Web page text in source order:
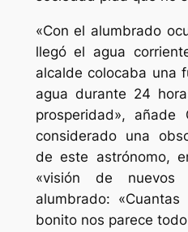
«Con el alumbrado
llegó el agua
alcalde colocaba una
agua durante 24
prosperidad», añade
considerado una
de este astrónomo,
«visión de nuevos
alumbrado:
bonito nos parece